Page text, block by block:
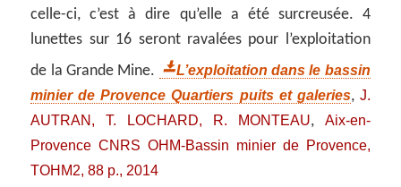
celle-ci, c’est à dire qu’elle a été surcreusée. 4
lunettes sur 16 seront ravalées pour l’exploitation
de la Grande Mine.
L’exploitation dans le bassin
minier de Provence Quartiers puits et galeries, J.
AUTRAN, T. LOCHARD, R. MONTEAU, Aix-en-
Provence CNRS OHM-Bassin minier de Provence,
TOHM2, 88 p., 2014